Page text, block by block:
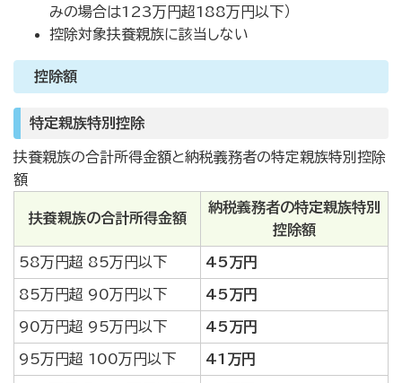
みの場合は123万円超188万円以下）
控除対象扶養親族に該当しない
控除額
特定親族特別控除
扶養親族の合計所得金額と納税義務者の特定親族特別控除
額
扶養親族の合計所得金額
納税義務者の特定親族特別
控除額
58万円超 85万円以下 45万円
85万円超 90万円以下 45万円
90万円超 95万円以下 45万円
95万円超 100万円以下 41万円